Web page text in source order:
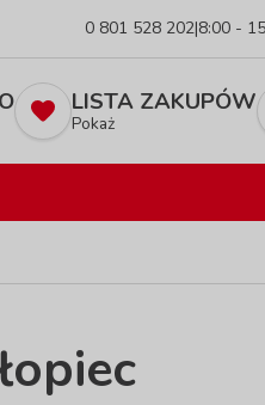
0 801 528 202|8:00 -
LISTA ZAKUPÓW
Pokaż